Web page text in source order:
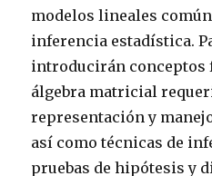
modelos lineales
inferencia estadística.
introducirán conceptos
álgebra matricial
representación y
así como técnicas de
pruebas de hipótesis y